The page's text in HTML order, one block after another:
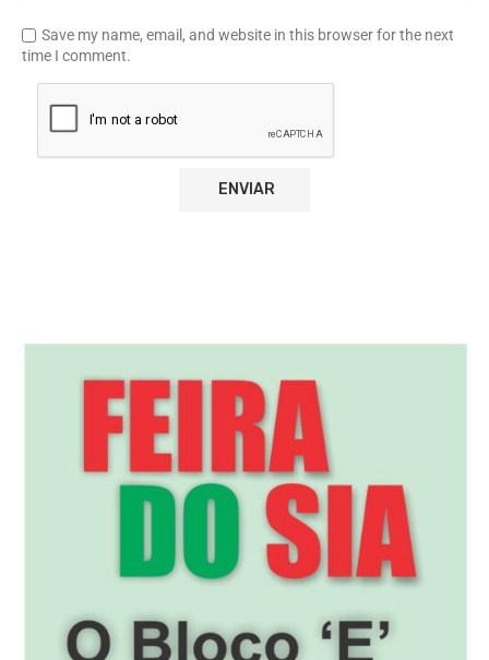
Save my name, email, and website in this browser for the next
time I comment.